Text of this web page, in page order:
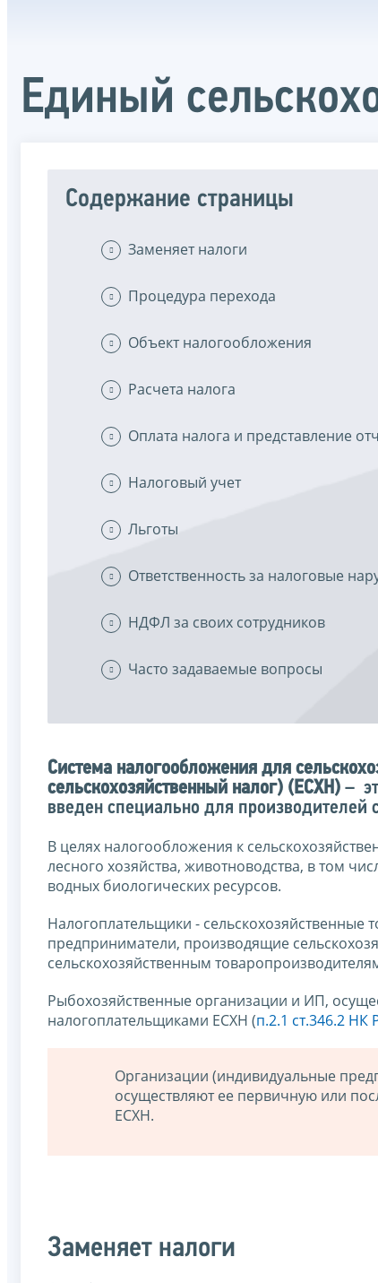
Единый
Содержание страницы
Заменяет налоги
Процедура перехода
Объект налогообложения
Расчета налога
Оплата налога и представление
Налоговый учет
Льготы
Ответственность за налоговые
НДФЛ за своих сотрудников
Часто задаваемые вопросы
Система налогообложения для
сельскохозяйственный налог) (ЕСХН) –
введен специально для производителей
В целях налогообложения к
лесного хозяйства, животноводства, в том
водных биологических ресурсов.
Налогоплательщики -
предприниматели, производящие
сельскохозяйственным
Рыбохозяйственные организации и ИП,
налогоплательщиками ЕСХН (п.2.1 ст.346.2 НК
Организации (индивидуальные
осуществляют ее первичную или
ЕСХН.
Заменяет налоги